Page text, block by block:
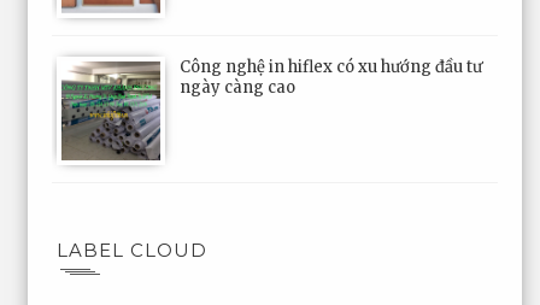
Công nghệ in hiflex có xu hướng đầu tư
ngày càng cao
LABEL CLOUD